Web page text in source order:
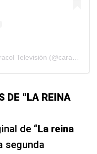
Una publicación compartida de Caracol Televisión (@caracoltv)
DE “LA REINA
de “ La reina
segunda